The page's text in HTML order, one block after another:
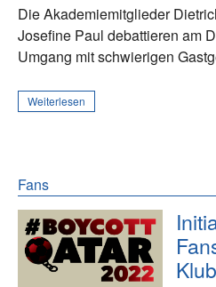
Die Akademiemitglieder
Josefine Paul debattieren am
Umgang mit schwierigen
Weiterlesen
Fans